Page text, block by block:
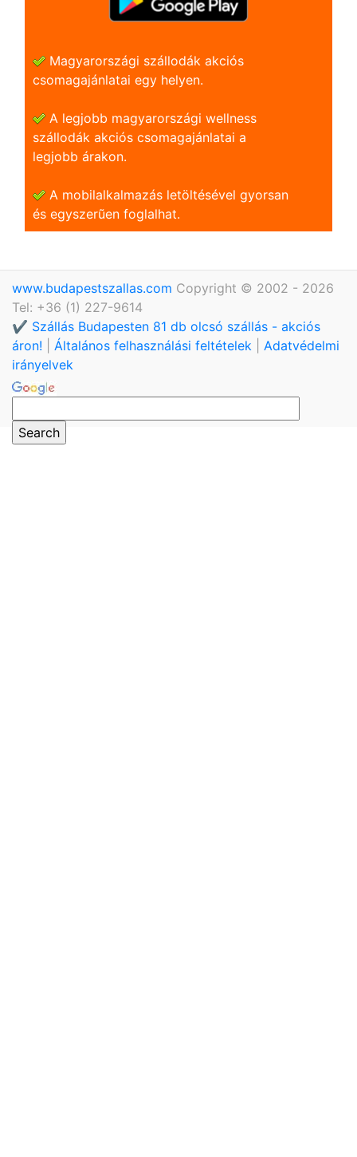
Magyarországi szállodák akciós
csomagajánlatai egy helyen.
A legjobb magyarországi wellness
szállodák akciós csomagajánlatai a
legjobb árakon.
A mobilalkalmazás letöltésével gyorsan
és egyszerũen foglalhat.
www.budapestszallas.com Copyright © 2002 - 2026
Tel: +36 (1) 227-9614
✔️ Szállás Budapesten 81 db olcsó szállás - akciós
áron!
Általános felhasználási feltételek
Adatvédelmi
irányelvek